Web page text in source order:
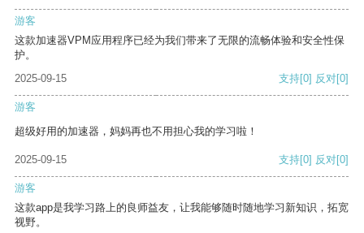
游客
这款加速器VPM应用程序已经为我们带来了无限的流畅体验和安全性保
护。
2025-09-15
支持[0] 反对[0]
游客
超级好用的加速器，妈妈再也不用担心我的学习啦！
2025-09-15 支持[0] 反对[0]
游客
这款app是我学习路上的良师益友，让我能够随时随地学习新知识，拓宽
视野。